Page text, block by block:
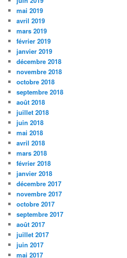
mai 2019
avril 2019
mars 2019
février 2019
janvier 2019
décembre 2018
novembre 2018
octobre 2018
septembre 2018
août 2018
juillet 2018
juin 2018
mai 2018
avril 2018
mars 2018
février 2018
janvier 2018
décembre 2017
novembre 2017
octobre 2017
septembre 2017
août 2017
juillet 2017
juin 2017
mai 2017